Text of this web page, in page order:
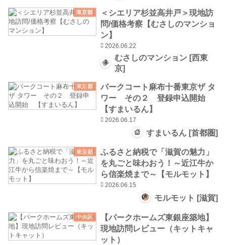
東京都
＜シエリア杉並高井戸＞現地訪
問/価格考察【むさしのマンショ
ン】
2026.06.22
むさしのマンション [西東
京]
東京都
パークコート麻布十番東京ザ タ
ワー その２ 登録申込開始
【すまいるん】
2026.06.17
すまいるん [首都圏]
東京都
ふるさと納税で「滋賀の魅力」
を丸ごと味わおう！～近江牛か
ら信楽焼まで～【モルモット】
2026.06.15
モルモット [滋賀]
中央区
【パークホームズ東銀座築地】
現地訪問レビュー（キットキャ
ット）